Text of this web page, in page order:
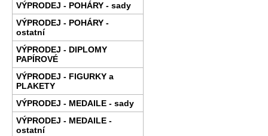
VÝPRODEJ - POHÁRY - sady
VÝPRODEJ - POHÁRY -
ostatní
VÝPRODEJ - DIPLOMY
PAPÍROVÉ
VÝPRODEJ - FIGURKY a
PLAKETY
VÝPRODEJ - MEDAILE - sady
VÝPRODEJ - MEDAILE -
ostatní